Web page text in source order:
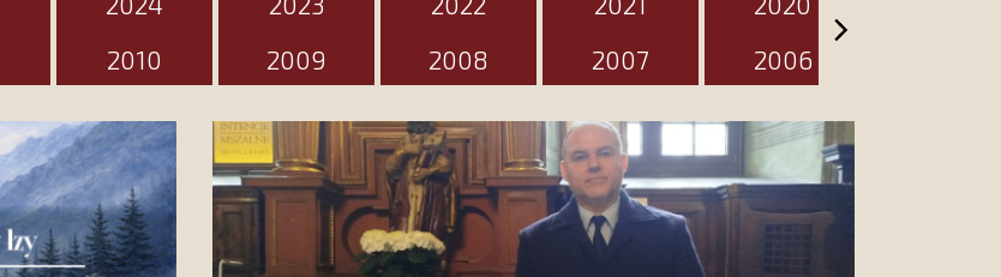
2010 2009 2008 2007 2006